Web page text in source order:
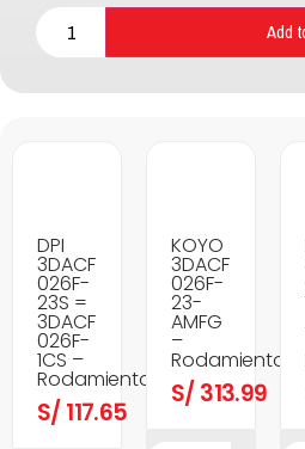
Add
DPI
3DACF
026F-
23S =
3DACF
026F-
1CS –
Rodamientos
S/ 117.65
KOYO
3DACF
026F-
23-
AMFG
–
Rodamientos
S/ 313.99